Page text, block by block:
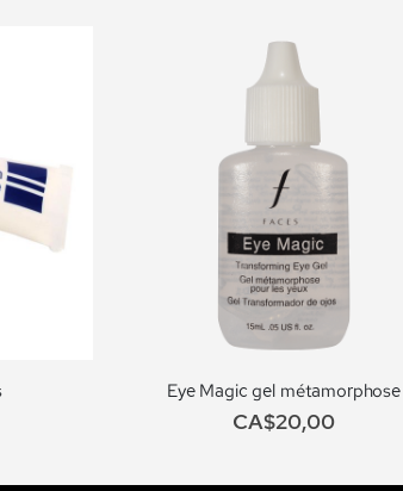
Eye Magic gel métamorphose
CA$20,00